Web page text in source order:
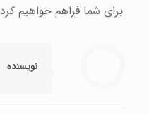
برای شما فراهم خواهیم کرد
نویسنده